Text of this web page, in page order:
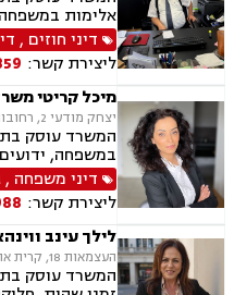
אלימות
ראיה, מזונות,
במשפחה, חדלות
בהריון,
דיני חוזים ,
ליצירת קשר:
מיכל קריטי
יצחק מודעי 2, רחובות
המשרד עוסק
במשפחה,
מזונות,
מינית, נשואים
ניכור הורי,
אלימות במשפחה,
דיני משפחה ,
ליצירת קשר:
לילך עינב
העצמאות 18, קרית אתא
המשרד עוסק